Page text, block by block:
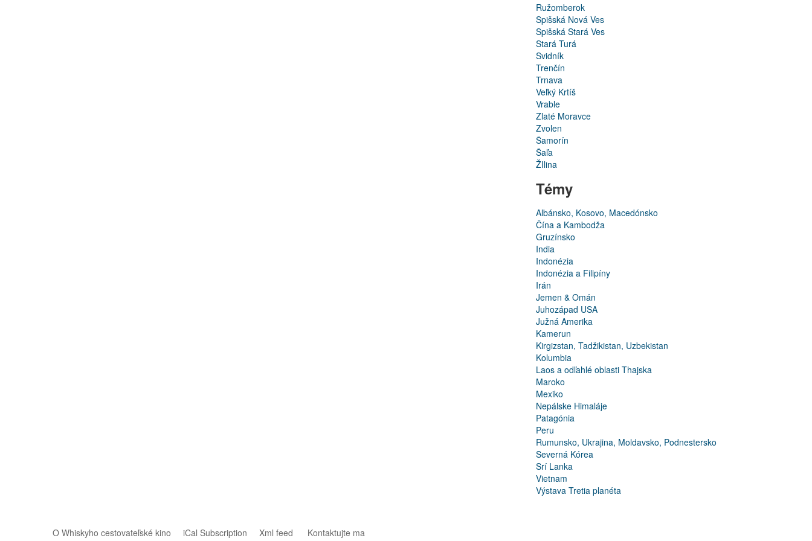
Ružomberok
Spišská Nová Ves
Spišská Stará Ves
Stará Turá
Svidník
Trenčín
Trnava
Veľký Krtíš
Vrable
Zlaté Moravce
Zvolen
Šamorín
Šaľa
ŽIlina
Témy
Albánsko, Kosovo, Macedónsko
Čína a Kambodža
Gruzínsko
India
Indonézia
Indonézia a Filipíny
Irán
Jemen & Omán
Juhozápad USA
Južná Amerika
Kamerun
Kirgizstan, Tadžikistan, Uzbekistan
Kolumbia
Laos a odľahlé oblasti Thajska
Maroko
Mexiko
Nepálske Himaláje
Patagónia
Peru
Rumunsko, Ukrajina, Moldavsko, Podnestersko
Severná Kórea
Srí Lanka
Vietnam
Výstava Tretia planéta
O Whiskyho cestovateľské kino iCal Subscription Xml feed Kontaktujte ma